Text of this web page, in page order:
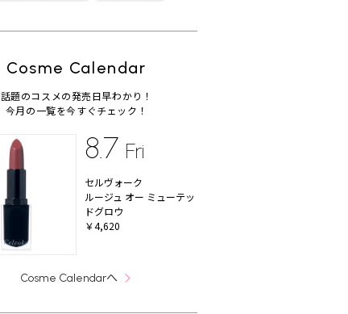
Cosme Calendar
話題のコスメの発売日早わかり！
今月の一覧を今すぐチェック！
8.7 Fri
セルヴォーク
ルージュ オー ミューテッ
ドグロウ
￥4,620
Cosme Calendarへ